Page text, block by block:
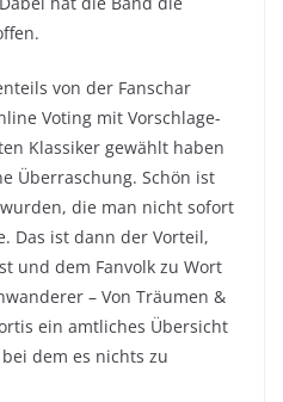
von der Fanschar
Voting mit Vorschlage-
Klassiker gewählt haben
Überraschung. Schön ist
die man nicht sofort
Das ist dann der Vorteil,
und dem Fanvolk zu Wort
– Von Träumen &
ein amtliches Übersicht
dem es nichts zu